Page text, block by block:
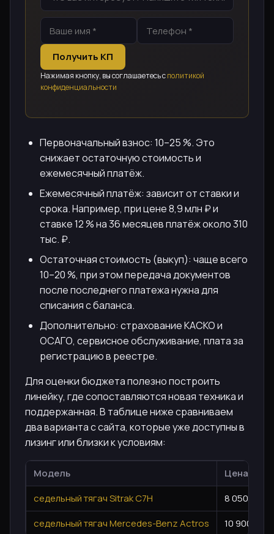
Получить КП
Нажимая кнопку, вы соглашаетесь сполитикой
конфиденциальности
Первоначальный взнос: 10–25 %. Это
снижает остаточную стоимость и
ежемесячный платёж.
Ежемесячный платёж: зависит от ставки и
срока. Например, при цене 8,9 млн ₽ и
ставке 12 % на 36 месяцев платёж около 310
тыс. ₽.
Остаточная стоимость (выкуп): чаще всего
10–20 %, при этом передача документов
после последнего платежа нужна для
списания с баланса.
Дополнительно: страхование КАСКО и
ОСАГО, сервисное обслуживание, плата за
регистрацию в реестре.
Для оценки бюджета полезно построить
линейку, где сопоставляются новая техника и
поддержанная. В таблице ниже сравниваем
два варианта с сайта, которые уже доступны в
лизинг или близки к условиям:
Модель
Цена, ₽
седельный тягач Sitrak C7H
8 050 000
седельный тягач Mercedes-Benz Actros
10 900 000